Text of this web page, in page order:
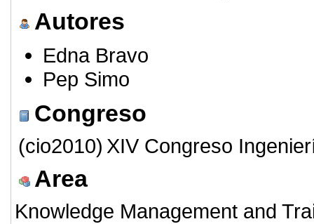
Autores
Edna Bravo
Pep Simo
Congreso
(cio2010) XIV Congreso
Area
Knowledge Management and